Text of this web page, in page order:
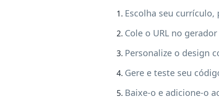
Escolha seu
Cole o URL no
Personalize o design
Gere e teste seu
Baixe-o e adicione-o